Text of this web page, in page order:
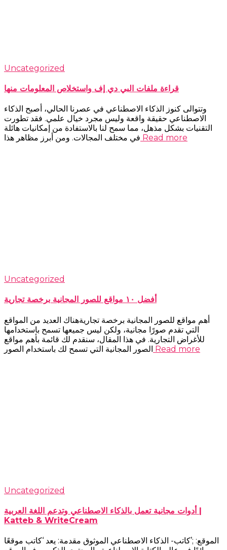
Uncategorized
قراءة ملفات البي دي إف واستخلاص المعلومات منها
وتتوالى كنوز الذكاء الاصطناعي في عصرنا الحالي، أصبح الذكاء
الاصطناعي حقيقة واقعة وليس مجرد خيال علمي. فقد تطورت
التقنيات بشكل مذهل، مما سمح لنا بالاستفادة من إمكانيات هائلة
في مختلف المجالات. ومن أبرز مظاهر هذا Read more
Uncategorized
أفضل ١٠ مواقع للصور المجانية برخصة تجارية
أهم مواقع للصور المجانية برخصة تجاريةهناك العديد من المواقع
التي تقدم صورًا مجانية، ولكن ليس جميعها تسمح باستخدامها
للأغراض التجارية. في هذا المقال، سنقدم لك قائمة بأهم مواقع
الصور المجانية التي تسمح لك باستخدام الصور Read more
Uncategorized
أدوات مجانية تعمل بالذكاء الاصطناعي وتدعم اللغة العربية |
Katteb & WriteCream
الموقع: ;’كاتب- الذكاء الاصطناعي الموثوق مقدمة: يعد ‘كاتب موقعًا